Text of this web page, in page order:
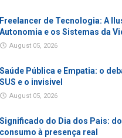
Freelancer de Tecnologia: A
Autonomia e os Sistemas da
August 05, 2026
Saúde Pública e Empatia: o
SUS e o invisivel
August 05, 2026
Significado do Dia dos Pais: do
consumo à presença real